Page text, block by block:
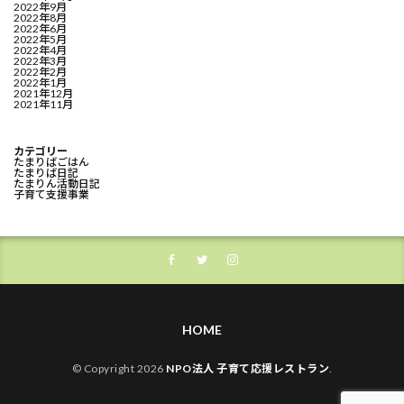
2022年9月
2022年8月
2022年6月
2022年5月
2022年4月
2022年3月
2022年2月
2022年1月
2021年12月
2021年11月
カテゴリー
たまりばごはん
たまりば日記
たまりん活動日記
子育て支援事業
HOME
© Copyright 2026 NPO法人 子育て応援レストラン